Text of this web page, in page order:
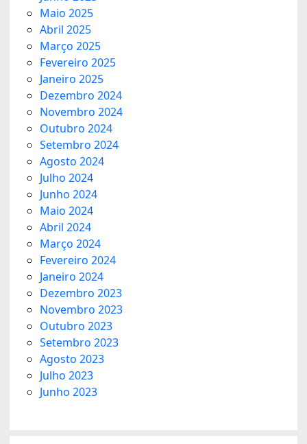
Maio 2025
Abril 2025
Março 2025
Fevereiro 2025
Janeiro 2025
Dezembro 2024
Novembro 2024
Outubro 2024
Setembro 2024
Agosto 2024
Julho 2024
Junho 2024
Maio 2024
Abril 2024
Março 2024
Fevereiro 2024
Janeiro 2024
Dezembro 2023
Novembro 2023
Outubro 2023
Setembro 2023
Agosto 2023
Julho 2023
Junho 2023